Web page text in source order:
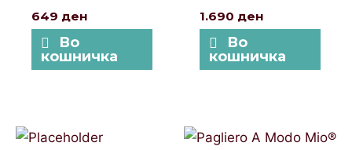
649 ден
Во
кошничка
1.690 ден
Во
кошничка